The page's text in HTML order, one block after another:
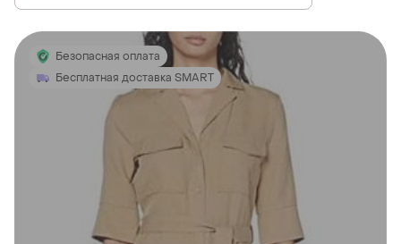
Безопасная оплата
Бесплатная доставка SMART